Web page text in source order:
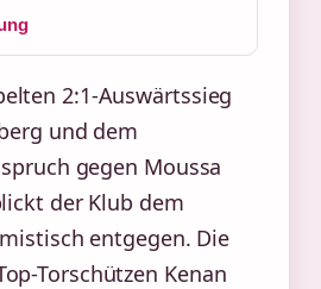
2:1-Auswärtssieg
und dem
gegen Moussa
der Klub dem
entgegen. Die
Torschützen Kenan